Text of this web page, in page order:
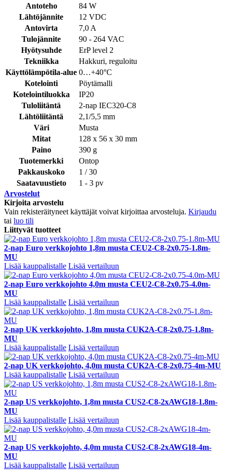
Antoteho
84 W
Lähtöjännite
12 VDC
Antovirta
7,0 A
Tulojännite
90 - 264 VAC
Hyötysuhde
ErP level 2
Tekniikka
Hakkuri, reguloitu
Käyttölämpötila-alue 0…+40°C
Kotelointi
Pöytämalli
Kotelointiluokka
IP20
Tuloliitäntä
2-nap IEC320-C8
Lähtöliitäntä
2,1/5,5 mm
Väri
Musta
Mitat
128 x 56 x 30 mm
Paino
390 g
Tuotemerkki
Ontop
Pakkauskoko
1 / 30
Saatavuustieto
1 - 3 pv
Arvostelut
Kirjoita arvostelu
Vain rekisteräityneet käyttäjät voivat kirjoittaa arvosteluja. Kirjaudu
tai luo tili
Liittyvät tuotteet
2-nap Euro verkkojohto 1,8m musta CEU2-C8-2x0.75-1.8m-
MU
Lisää kauppalistalle Lisää vertailuun
2-nap Euro verkkojohto 4,0m musta CEU2-C8-2x0.75-4.0m-
MU
Lisää kauppalistalle Lisää vertailuun
2-nap UK verkkojohto, 1,8m musta CUK2A-C8-2x0.75-1.8m-
MU
Lisää kauppalistalle Lisää vertailuun
2-nap UK verkkojohto, 4,0m musta CUK2A-C8-2x0.75-4m-MU
Lisää kauppalistalle Lisää vertailuun
2-nap US verkkojohto, 1,8m musta CUS2-C8-2xAWG18-1.8m-
MU
Lisää kauppalistalle Lisää vertailuun
2-nap US verkkojohto, 4,0m musta CUS2-C8-2xAWG18-4m-
MU
Lisää kauppalistalle Lisää vertailuun